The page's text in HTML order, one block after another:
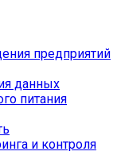
предприятий
данных
питания
и контроля